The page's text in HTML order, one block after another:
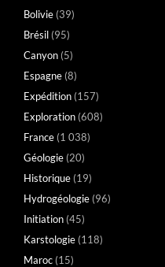
Bolivie (39)
Brésil (95)
Canyon (5)
Espagne (8)
Expédition (157)
Exploration (608)
France (1 038)
Géologie (20)
Historique (19)
Hydrogéologie (96)
Initiation (45)
Karstologie (118)
Maroc (15)